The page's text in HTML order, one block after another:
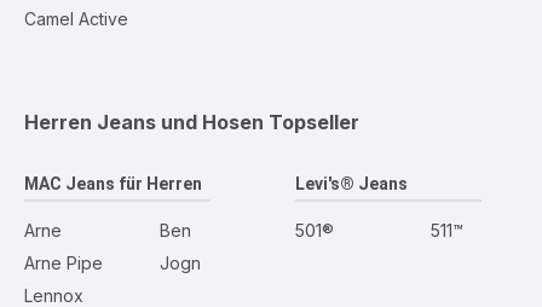
Camel Active
Herren Jeans und Hosen Topseller
MAC Jeans für Herren
Arne
Arne Pipe
Lennox
Ben
Jogn
Levi's® Jeans
501® 511™